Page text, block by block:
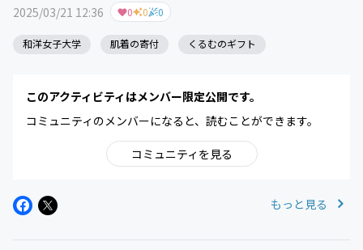
2025/03/21 12:36 0 0 0
和洋女子大学 肌着の寄付 くるむのギフト
このアクティビティはメンバー限定公開です。
コミュニティのメンバーになると、読むことができます。
コミュニティを見る
もっと見る